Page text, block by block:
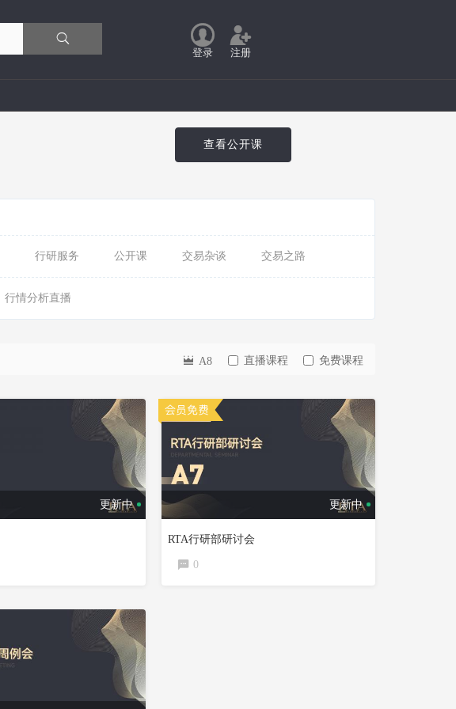
登录 注册
查看公开课
行研服务 公开课 交易杂谈 交易之路
行情分析直播
A8 直播课程 免费课程
更新中 更新中
RTA行研部研讨会
0